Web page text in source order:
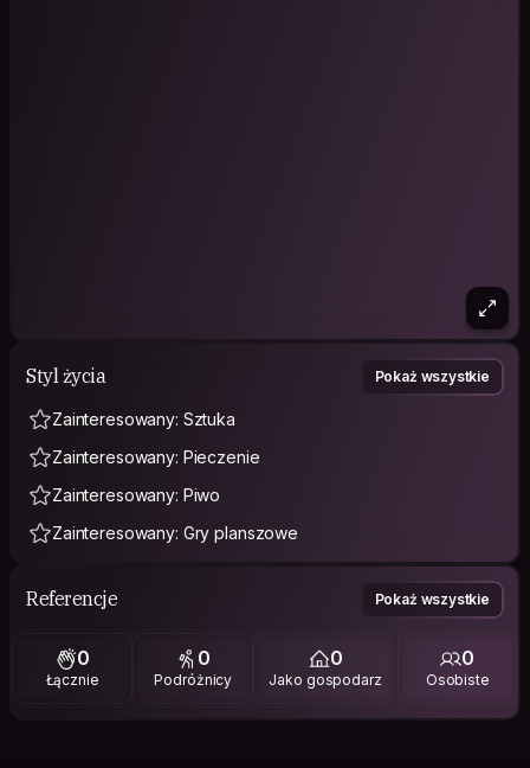
Styl życia Pokaż wszystkie
Zainteresowany: Sztuka
Zainteresowany: Pieczenie
Zainteresowany: Piwo
Zainteresowany: Gry planszowe
Referencje Pokaż wszystkie
0
Łącznie
0
Podróżnicy
0
Jako gospodarz
0
Osobiste